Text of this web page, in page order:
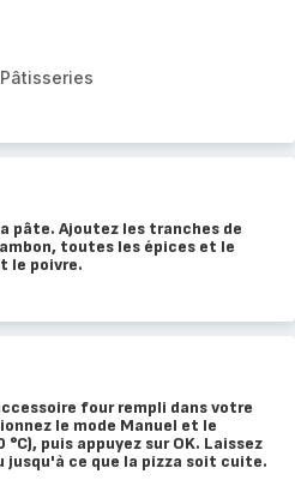
pâte. Ajoutez les tranches de
toutes les épices et le
le poivre.
four rempli dans votre
le mode Manuel et le
puis appuyez sur OK. Laissez
jusqu'à ce que la pizza soit cuite.